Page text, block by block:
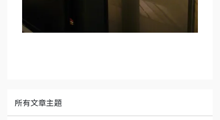
所有文章主題